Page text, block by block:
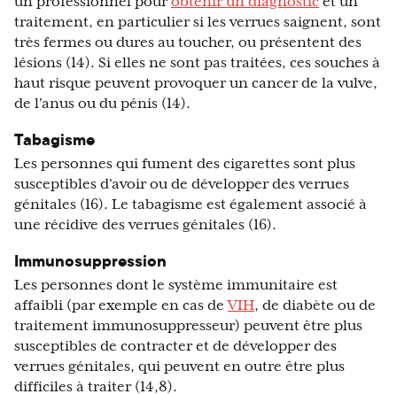
traitement, en particulier si les verrues saignent, sont
très fermes ou dures au toucher, ou présentent des
lésions (14). Si elles ne sont pas traitées, ces souches à
haut risque peuvent provoquer un cancer de la vulve,
de l'anus ou du pénis (14).
Tabagisme
Les personnes qui fument des cigarettes sont plus
susceptibles d'avoir ou de développer des verrues
génitales (16). Le tabagisme est également associé à
une récidive des verrues génitales (16).
Immunosuppression
Les personnes dont le système immunitaire est
affaibli (par exemple en cas deVIH, de diabète ou de
traitement immunosuppresseur) peuvent être plus
susceptibles de contracter et de développer des
verrues génitales, qui peuvent en outre être plus
difficiles à traiter (14,8).